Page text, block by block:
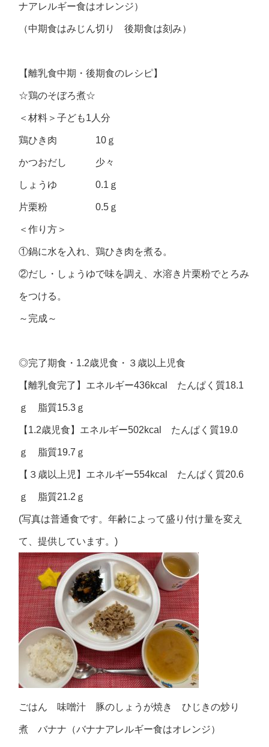
ナアレルギー食はオレンジ）
（中期食はみじん切り 後期食は刻み）
【離乳食中期・後期食のレシピ】
☆鶏のそぼろ煮☆
＜材料＞子ども1人分
鶏ひき肉 10ｇ
かつおだし 少々
しょうゆ 0.1ｇ
片栗粉 0.5ｇ
＜作り方＞
①鍋に水を入れ、鶏ひき肉を煮る。
②だし・しょうゆで味を調え、水溶き片栗粉でとろみ
をつける。
～完成～
◎完了期食・ 1.2歳児食・３歳以上児食
【離乳食完了】エネルギー436kcal たんぱく質18.1
ｇ 脂質15.3ｇ
【1.2歳児食】エネルギー502kcal たんぱく質19.0
ｇ 脂質19.7ｇ
【３歳以上児】エネルギー554kcal たんぱく質20.6
ｇ 脂質21.2ｇ
(写真は普通食です。年齢によって盛り付け量を変え
て、提供しています。)
ごはん 味噌汁 豚のしょうが焼き ひじきの炒り
煮 バナナ（バナナアレルギー食はオレンジ）